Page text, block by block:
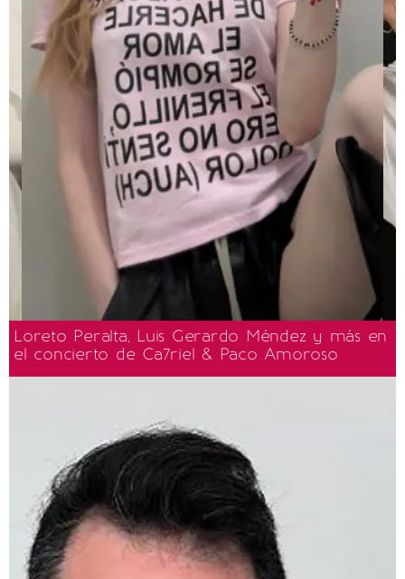
Loreto Peralta, Luis Gerardo Méndez y más en
el concierto de Ca7riel & Paco Amoroso